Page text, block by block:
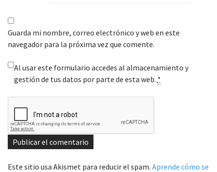
Guarda mi nombre, correo electrónico y web en este
navegador para la próxima vez que comente.
Al usar este formulario accedes al almacenamiento y
gestión de tus datos por parte de esta web. *
Este sitio usa Akismet para reducir el spam. Aprende cómo se